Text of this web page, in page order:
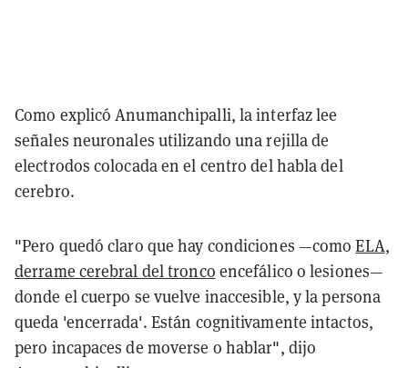
Como explicó Anumanchipalli, la interfaz lee
señales neuronales utilizando una rejilla de
electrodos colocada en el centro del habla del
cerebro.
"Pero quedó claro que hay condiciones —comoELA,
derrame cerebral del tronco encefálico o lesiones—
donde el cuerpo se vuelve inaccesible, y la persona
queda 'encerrada'. Están cognitivamente intactos,
pero incapaces de moverse o hablar", dijo